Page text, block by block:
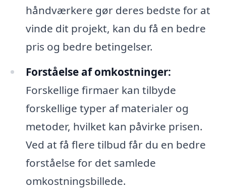
håndværkere gør deres bedste for at
vinde dit projekt, kan du få en bedre
pris og bedre betingelser.
Forståelse af omkostninger:
Forskellige firmaer kan tilbyde
forskellige typer af materialer og
metoder, hvilket kan påvirke prisen.
Ved at få flere tilbud får du en bedre
forståelse for det samlede
omkostningsbillede.